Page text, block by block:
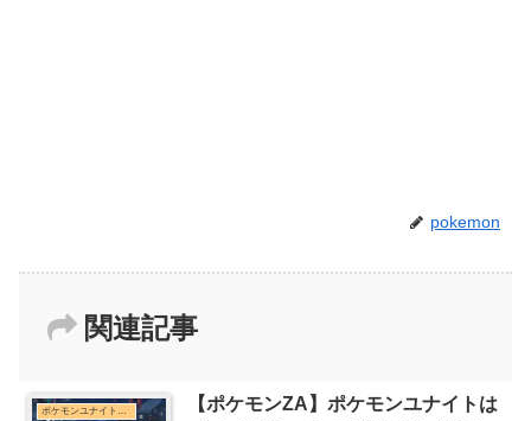
pokemon
関連記事
ポケモンユナイトまとめ
【ポケモンZA】ポケモンユナイトは